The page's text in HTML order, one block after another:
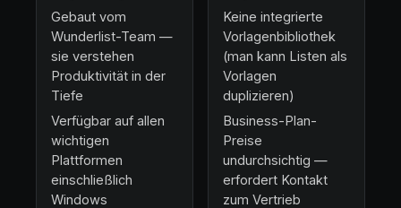
Gebaut vom
Wunderlist-Team —
sie verstehen
Produktivität in der
Tiefe
Verfügbar auf allen
wichtigen
Plattformen
einschließlich
Windows
Keine integrierte
Vorlagenbibliothek
(man kann Listen als
Vorlagen
duplizieren)
Business-Plan-
Preise
undurchsichtig —
erfordert Kontakt
zum Vertrieb